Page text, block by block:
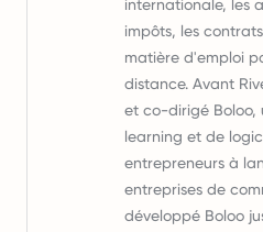
internationale, les
impôts, les
matière d'emploi
distance. Avant
et co-dirigé Boloo,
learning et de
entrepreneurs à
entreprises de
développé Boloo